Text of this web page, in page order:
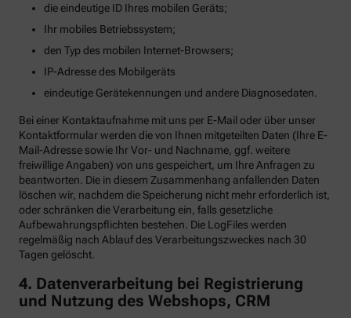
die eindeutige ID Ihres mobilen Geräts;
Ihr mobiles Betriebssystem;
den Typ des mobilen Internet-Browsers;
IP-Adresse des Mobilgeräts
eindeutige Gerätekennungen und andere Diagnosedaten.
Bei einer Kontaktaufnahme mit uns per E-Mail oder über unser
Kontaktformular werden die von Ihnen mitgeteilten Daten (Ihre E-
Mail-Adresse sowie Ihr Vor- und Nachname, ggf. weitere
freiwillige Angaben) von uns gespeichert, um Ihre Anfragen zu
beantworten. Die in diesem Zusammenhang anfallenden Daten
löschen wir, nachdem die Speicherung nicht mehr erforderlich ist,
oder schränken die Verarbeitung ein, falls gesetzliche
Aufbewahrungspflichten bestehen. Die LogFiles werden
regelmäßig nach Ablauf des Verarbeitungszweckes nach 30
Tagen gelöscht.
4. Datenverarbeitung bei Registrierung
und Nutzung des Webshops, CRM